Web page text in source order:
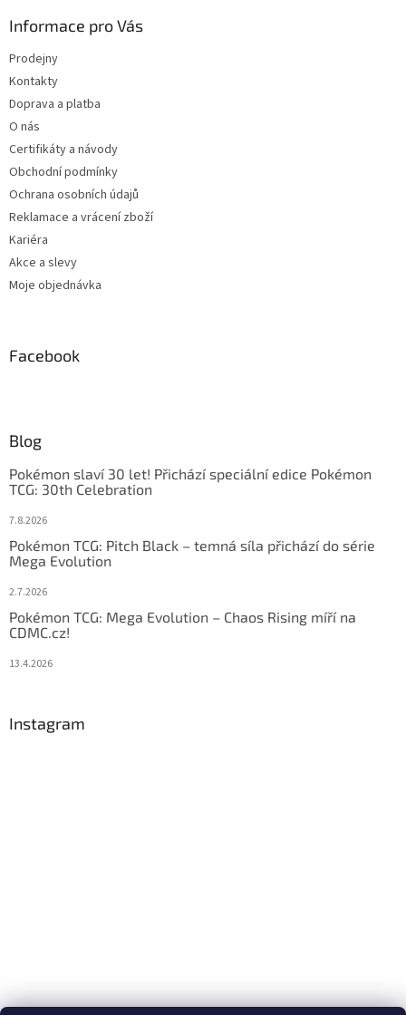
Informace pro Vás
Prodejny
Kontakty
Doprava a platba
O nás
Certifikáty a návody
Obchodní podmínky
Ochrana osobních údajů
Reklamace a vrácení zboží
Kariéra
Akce a slevy
Moje objednávka
Facebook
Blog
Pokémon slaví 30 let! Přichází speciální edice Pokémon
TCG: 30th Celebration
7.8.2026
Pokémon TCG: Pitch Black – temná síla přichází do série
Mega Evolution
2.7.2026
Pokémon TCG: Mega Evolution – Chaos Rising míří na
CDMC.cz!
13.4.2026
Instagram